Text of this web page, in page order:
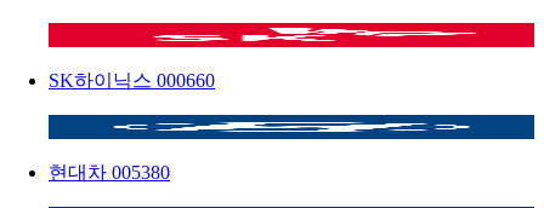
SK하이닉스 000660
현대차 005380